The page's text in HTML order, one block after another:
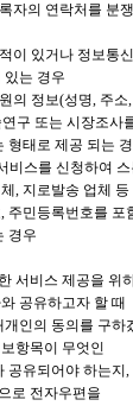
자의 연락처를 분
이 있거나 정보통
있는 경우
의 정보(성명, 주소
구 또는 시장조사
형태로 제공 되는
스를 신청하여
, 지로발송 업체 등
민등록번호를 포
경우
서비스 제공을 위
공유하고자 할 때
인의 동의를 구하
항목이 무엇인
유되어야 하는지
로 전자우편을